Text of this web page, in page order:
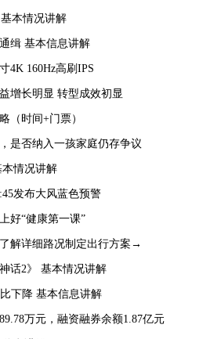
本情况讲解
缉 基本信息讲解
4K 160Hz高刷IPS
增长明显 转型成效初显
（时间+门票）
是否纳入一孩家庭仍存争议
本情况讲解
发布大风蓝色预警
好“健康第一课”
解详细路况制定出行方案→
话2》 基本情况讲解
下降 基本信息讲解
万元，融资融券余额1.87亿元